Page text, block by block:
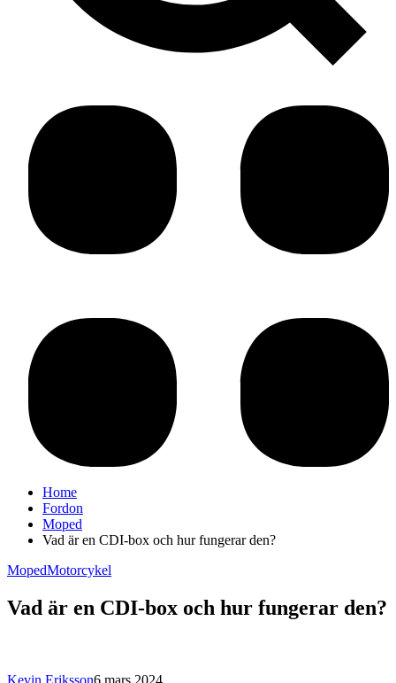
Home
Fordon
Moped
Vad är en CDI-box och hur fungerar den?
MopedMotorcykel
Vad är en CDI-box och hur fungerar den?
Kevin Eriksson6 mars 2024